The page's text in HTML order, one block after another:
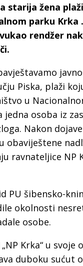
starija žena
parku Krka
rendžer
Piska, plaži
u
osoba iz
Nakon
obaviještene
ravnateljice NP
PU šibensko-
okolnosti
osobe.
Krka“ u svoje
duboku sućut